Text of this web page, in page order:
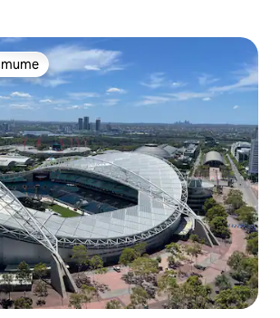
избор на гостите